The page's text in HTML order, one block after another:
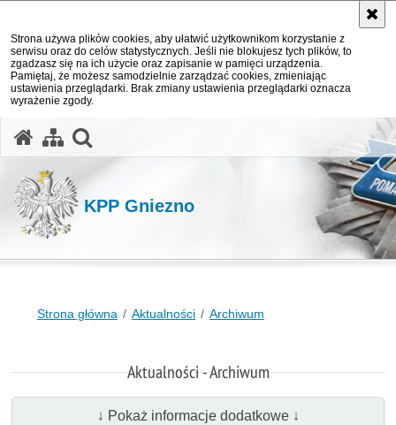
Strona używa plików cookies, aby ułatwić użytkownikom korzystanie z
serwisu oraz do celów statystycznych. Jeśli nie blokujesz tych plików, to
zgadzasz się na ich użycie oraz zapisanie w pamięci urządzenia.
Pamiętaj, że możesz samodzielnie zarządzać cookies, zmieniając
ustawienia przeglądarki. Brak zmiany ustawienia przeglądarki oznacza
wyrażenie zgody.
KPP Gniezno
Strona główna Aktualności Archiwum
Aktualności - Archiwum
↓ Pokaż informacje dodatkowe ↓